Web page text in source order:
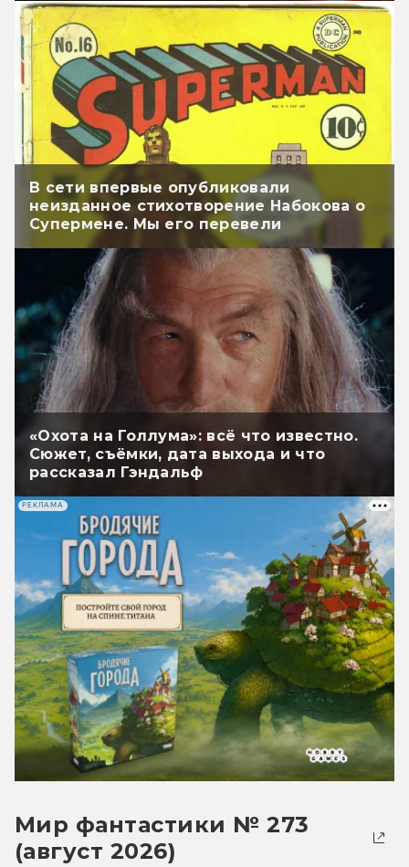
В сети впервые опубликовали
неизданное стихотворение Набокова о
Супермене. Мы его перевели
«Охота на Голлума»: всё что известно.
Сюжет, съёмки, дата выхода и что
рассказал Гэндальф
РЕКЛАМА
Мир фантастики № 273
(август 2026)